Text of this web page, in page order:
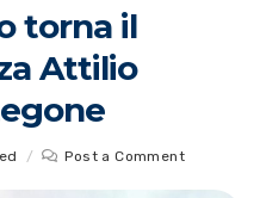
torna il
Attilio
/ Post a Comment